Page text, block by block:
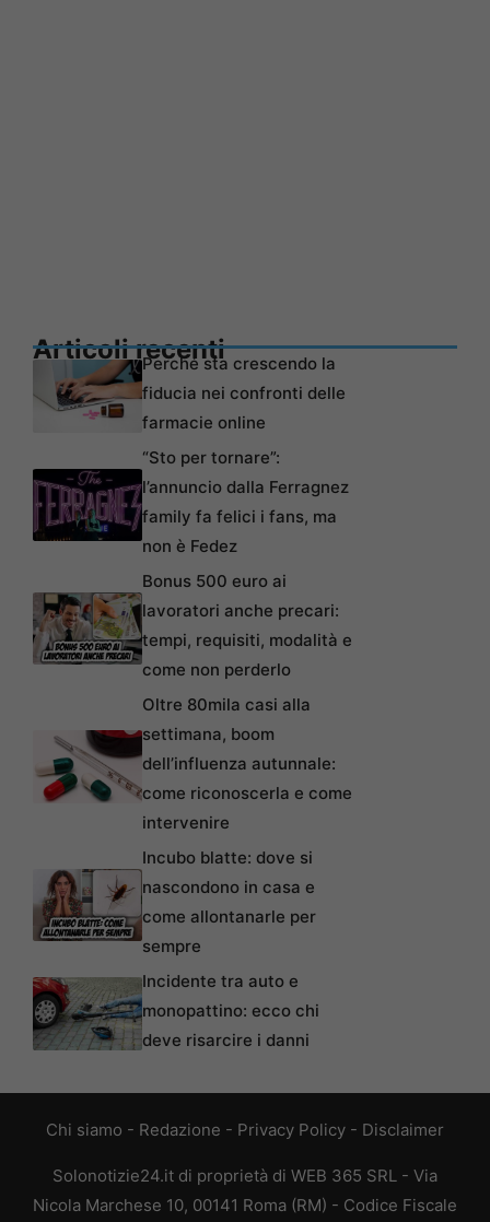
Articoli recentiPerché sta crescendo la
fiducia nei confronti delle
farmacie online
“Sto per tornare”:
l’annuncio dalla Ferragnez
family fa felici i fans, ma
non è Fedez
Bonus 500 euro ai
lavoratori anche precari:
tempi, requisiti, modalità e
come non perderlo
Oltre 80mila casi alla
settimana, boom
dell’influenza autunnale:
come riconoscerla e come
intervenire
Incubo blatte: dove si
nascondono in casa e
come allontanarle per
sempre
Incidente tra auto e
monopattino: ecco chi
deve risarcire i danni
Chi siamo - Redazione - Privacy Policy - Disclaimer
Solonotizie24.it di proprietà di WEB 365 SRL - Via
Nicola Marchese 10, 00141 Roma (RM) - Codice Fiscale